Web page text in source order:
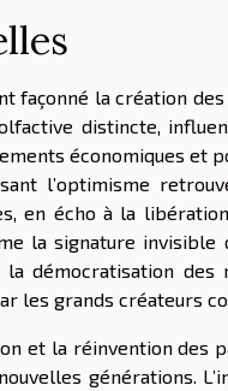
façonné la création
distincte,
économiques et
l’optimisme
en écho à la
la signature invisible
la démocratisation
les grands créateurs
et la réinvention des
générations.